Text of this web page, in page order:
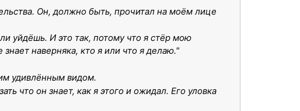
Он, должно быть, прочитал на моём лице
уйдёшь. И это так, потому что я стёр мою
наверняка, кто я или что я делаю."
удивлённым видом.
что он знает, как я этого и ожидал. Его уловка